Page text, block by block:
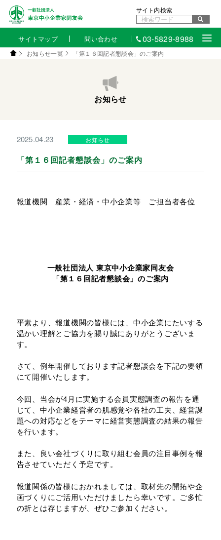
サイト内検索
サイトマップ 問い合わせ 03-5829-8988
お知らせ一覧 「第１６回記者懇談会」のご案内
お知らせ
2025.04.23 お知らせ
「第１６回記者懇談会」のご案内
報道機関 産業・経済・中小企業等 ご担当者各位
一般社団法人 東京中小企業家同友会
「第１６回記者懇談会」のご案内
平素より、報道機関の皆様には、中小企業にたいする
温かい理解とご協力を賜り誠にありがとうございま
す。
さて、例年開催しております記者懇談会を下記の要領
にて開催いたします。
今回、当会が4月に実施する会員実態調査の報告を通
じて、中小企業経営者の肌感覚や各社の工夫、経営課
題への対応などをテーマに経営実態調査の結果の報告
を行います。
また、良い会社づくりに取り組む会員の注目事例を報
告させていただく予定です。
報道関係の皆様におかれましては、取材先の開拓や企
画づくりにご活用いただけましたら幸いです。ご多忙
の折とは存じますが、ぜひご参加ください。